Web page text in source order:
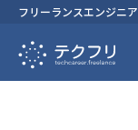
フリーランスエンジニ